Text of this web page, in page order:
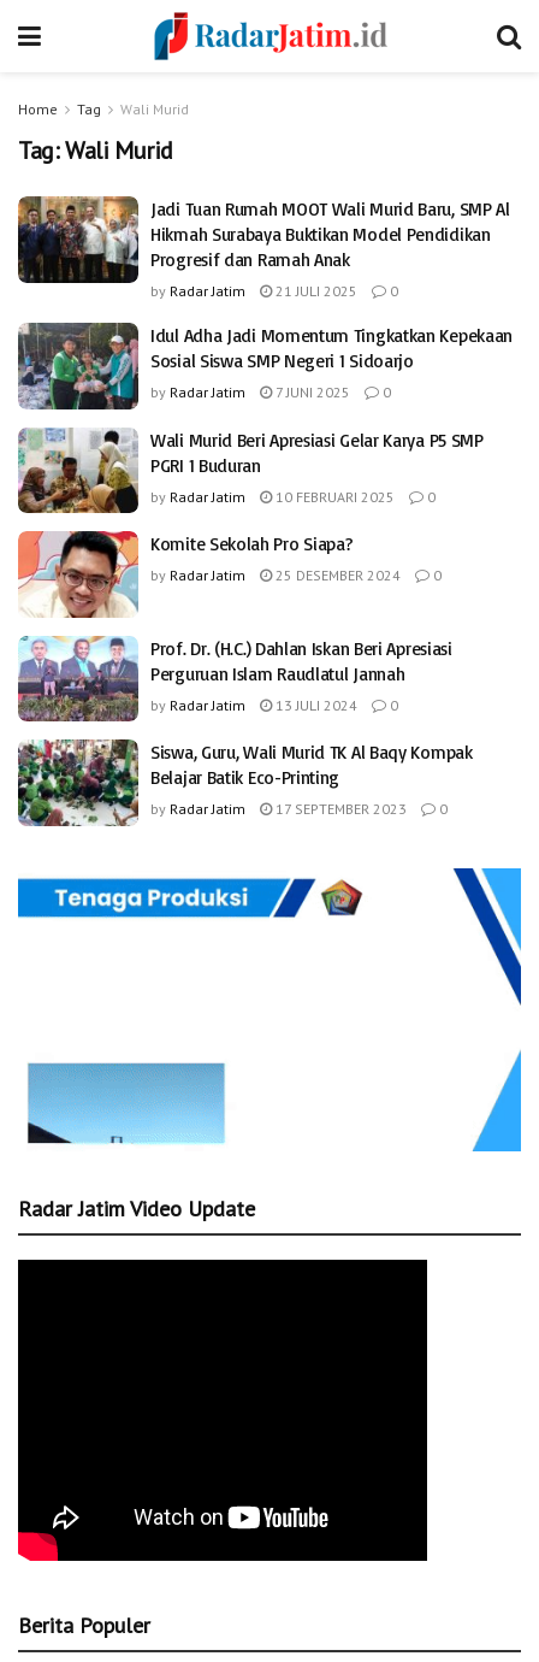
Home Tag Wali Murid
Tag:Wali Murid
Jadi Tuan Rumah MOOT Wali Murid Baru, SMP Al
Hikmah Surabaya Buktikan Model Pendidikan
Progresif dan Ramah Anak
by Radar Jatim 21 JULI 2025 0
Idul Adha Jadi Momentum Tingkatkan Kepekaan
Sosial Siswa SMP Negeri 1 Sidoarjo
by Radar Jatim 7 JUNI 2025 0
Wali Murid Beri Apresiasi Gelar Karya P5 SMP
PGRI 1 Buduran
by Radar Jatim 10 FEBRUARI 2025 0
Komite Sekolah Pro Siapa?
by Radar Jatim 25 DESEMBER 2024 0
Prof. Dr. (H.C.) Dahlan Iskan Beri Apresiasi
Perguruan Islam Raudlatul Jannah
by Radar Jatim 13 JULI 2024 0
Siswa, Guru, Wali Murid TK Al Baqy Kompak
Belajar Batik Eco-Printing
by Radar Jatim 17 SEPTEMBER 2023 0
Radar Jatim Video Update
Berita Populer